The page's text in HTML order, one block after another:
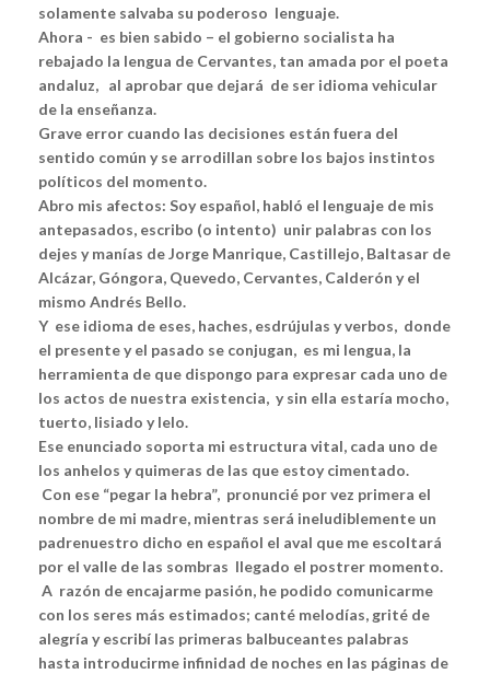
solamente salvaba su poderoso lenguaje.
Ahora - es bien sabido – el gobierno socialista ha
rebajado la lengua de Cervantes, tan amada por el poeta
andaluz, al aprobar que dejará de ser idioma vehicular
de la enseñanza.
Grave error cuando las decisiones están fuera del
sentido común y se arrodillan sobre los bajos instintos
políticos del momento.
Abro mis afectos: Soy español, habló el lenguaje de mis
antepasados, escribo (o intento) unir palabras con los
dejes y manías de Jorge Manrique, Castillejo, Baltasar de
Alcázar, Góngora, Quevedo, Cervantes, Calderón y el
mismo Andrés Bello.
Y ese idioma de eses, haches, esdrújulas y verbos, donde
el presente y el pasado se conjugan, es mi lengua, la
herramienta de que dispongo para expresar cada uno de
los actos de nuestra existencia, y sin ella estaría mocho,
tuerto, lisiado y lelo.
Ese enunciado soporta mi estructura vital, cada uno de
los anhelos y quimeras de las que estoy cimentado.
Con ese “pegar la hebra”, pronuncié por vez primera el
nombre de mi madre, mientras será ineludiblemente un
padrenuestro dicho en español el aval que me escoltará
por el valle de las sombras llegado el postrer momento.
A razón de encajarme pasión, he podido comunicarme
con los seres más estimados; canté melodías, grité de
alegría y escribí las primeras balbuceantes palabras
hasta introducirme infinidad de noches en las páginas de